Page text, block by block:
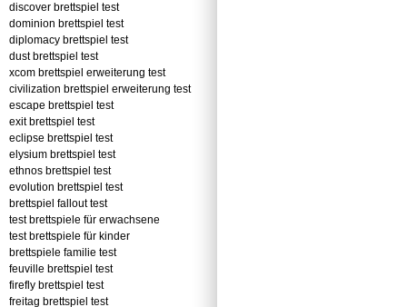
discover brettspiel test
dominion brettspiel test
diplomacy brettspiel test
dust brettspiel test
xcom brettspiel erweiterung test
civilization brettspiel erweiterung test
escape brettspiel test
exit brettspiel test
eclipse brettspiel test
elysium brettspiel test
ethnos brettspiel test
evolution brettspiel test
brettspiel fallout test
test brettspiele für erwachsene
test brettspiele für kinder
brettspiele familie test
feuville brettspiel test
firefly brettspiel test
freitag brettspiel test